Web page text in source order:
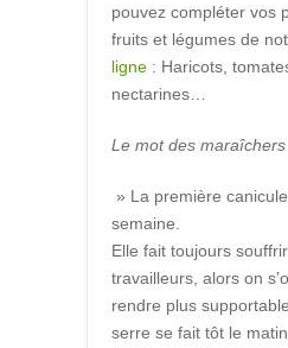
pouvez compléter vos
fruits et légumes de
ligne : Haricots,
nectarines…
Le mot des
» La première
semaine.
Elle fait toujours
travailleurs, alors on
rendre plus
serre se fait tôt le